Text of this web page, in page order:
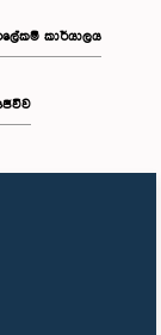
කාර්යාලය